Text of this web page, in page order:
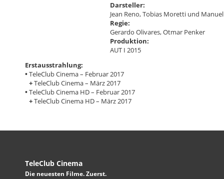
Darsteller:
Jean Reno, Tobias Moretti und
Regie:
Gerardo Olivares, Otmar Penker
Produktion:
AUT I 2015
Erstausstrahlung:
•TeleClub Cinema – Februar 2017
+TeleClub Cinema – März 2017
•TeleClub Cinema HD – Februar 2017
+TeleClub Cinema HD – März 2017
TeleClub Cinema
Die neuesten Filme. Zuerst.